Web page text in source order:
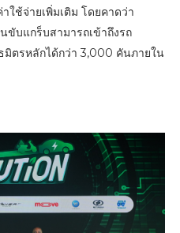
ใช้จ่ายเพิ่มเติม โดยคาดว่า
ขับแกร็บสามารถเข้าถึงรถ
ตรหลักได้กว่า 3,000 คันภายใน